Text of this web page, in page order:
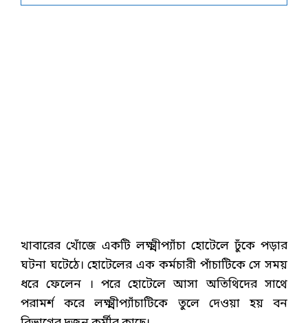
খাবারের খোঁজে একটি লক্ষ্মীপ্যাঁচা হোটেলে ঢুঁকে পড়ার
ঘটনা ঘটেঠে। হোটেলের এক কর্মচারী পাঁচাটিকে সে সময়
ধরে ফেলেন । পরে হোটেলে আসা অতিথিদের সাথে
পরামর্শ করে লক্ষ্মীপ্যাঁচাটিকে তুলে দেওয়া হয় বন